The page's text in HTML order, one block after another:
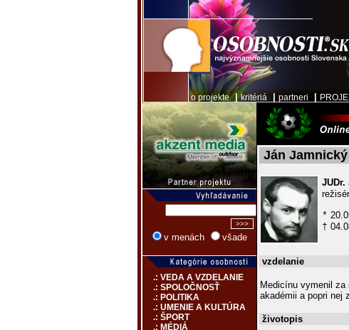
o projekte|kritériá partneri
v menách všade
.: VEDA A VZDELANIE
.: SPOLOČNOSŤ
.: POLITIKA
.: UMENIE A KULTÚRA
.: ŠPORT
.: MÉDIÁ
Ján Jamnický
JUDr.
*
†
vzdelanie
Medicínu vymenil za
akadémii a popri nej
životopis